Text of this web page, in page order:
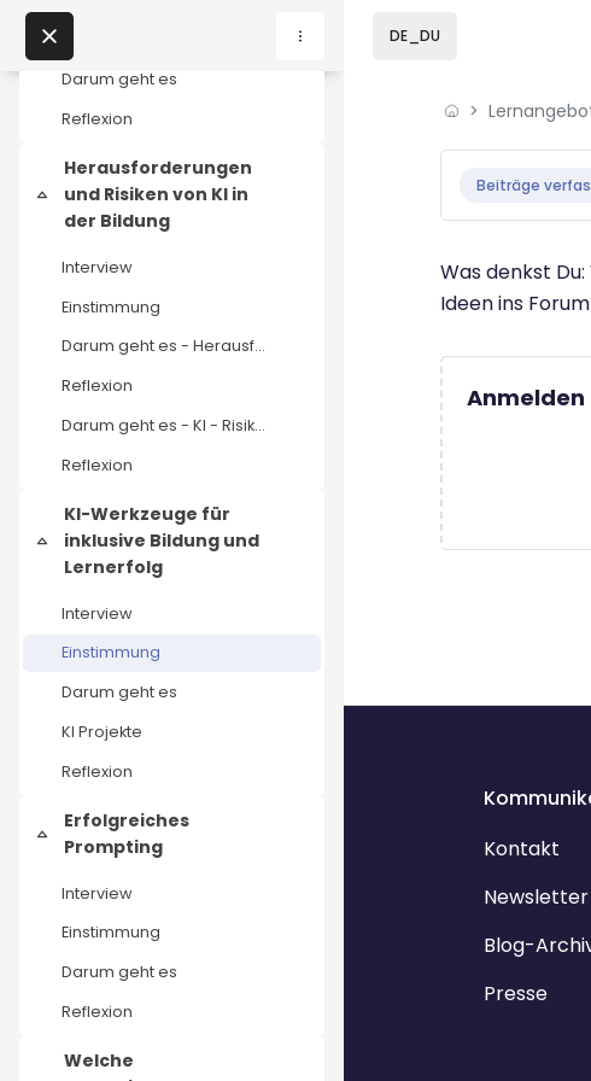
Home
Lernangebote
Podcasts
News
Über uns
Kontakt
Darum geht es
Reflexion
Einklappen
Herausforderungen
und Risiken von KI in
der Bildung
Interview
Einstimmung
Darum geht es - Herausforderungen und Risiken
Reflexion
Darum geht es - KI - Risiko für die Bildung
Reflexion
Einklappen
KI-Werkzeuge für
inklusive Bildung und
Lernerfolg
Interview
Einstimmung
Darum geht es
KI Projekte
Reflexion
Einklappen
Erfolgreiches
Prompting
Interview
Einstimmung
Darum geht es
Reflexion
Welche
DE_DU
Beiträge
Was denkst
Ideen ins
Anmelden
Kontakt
Blog-
Presse